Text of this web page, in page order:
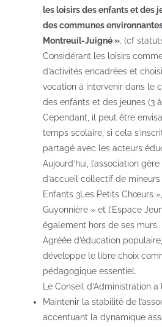
les loisirs des enfants et des
des communes
Montreuil-Juigné ». (cf
Considérant les loisirs
d’activités encadrées et
vocation à intervenir dans le
des enfants et des jeunes (3
Cependant, il peut être
temps scolaire, si cela
partagé avec les acteurs
Aujourd’hui, l’association
d’accueil collectif de mineurs
Enfants 3Les Petits Chœurs
Guyonnière » et l’Espace
également hors de ses murs.
Agréée d’éducation
développe le libre choix
pédagogique essentiel.
Le Conseil d’Administration
Maintenir la stabilité de
accentuant la dynamique